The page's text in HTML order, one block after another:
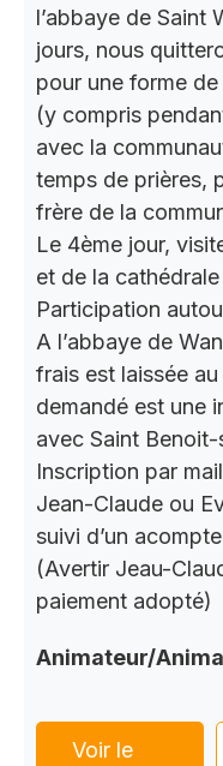
l’abbaye de Saint
jours, nous
pour une forme
(y compris
avec la
temps de prières,
frère de la
Le 4ème jour,
et de la
Participation
A l’abbaye de
frais est laissée
demandé est une
avec Saint
Inscription par
Jean-Claude ou
suivi d’un
(Avertir Jeau-
paiement adopté)
Animateur/
Voir le